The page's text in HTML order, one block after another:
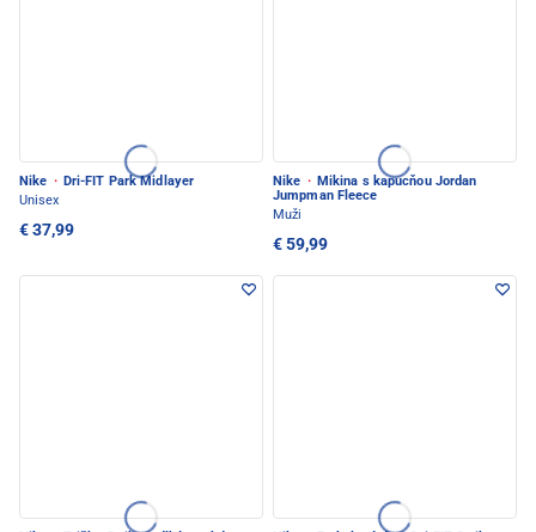
Nike · Dri-FIT Park Midlayer
Unisex
€ 37,99
Nike · Mikina s kapucňou Jordan
Jumpman Fleece
Muži
€ 59,99